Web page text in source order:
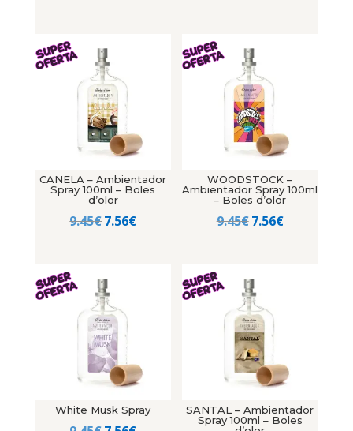
9.45€.
era:
9.45€.
CANELA – Ambientador
Spray 100ml – Boles
d’olor
9.45€El
era:
9.45€.
7.56€El
WOODSTOCK –
Ambientador Spray 100ml
– Boles d’olor
9.45€El
era:
9.45€.
7.56€El
White Musk Spray
SANTAL – Ambientador
Spray 100ml – Boles